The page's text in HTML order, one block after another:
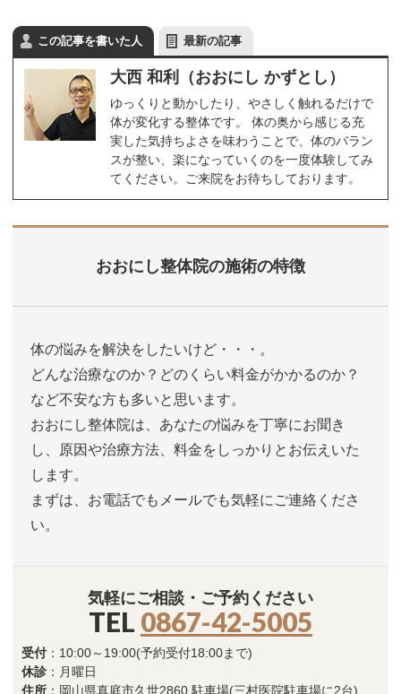
この記事を書いた人 最新の記事
大西 和利（おおにし かずとし）
ゆっくりと動かしたり、やさしく触れるだけで
体が変化する整体です。 体の奥から感じる充
実した気持ちよさを味わうことで、体のバラン
スが整い、楽になっていくのを一度体験してみ
てください。ご来院をお待ちしております。
おおにし整体院の施術の特徴
体の悩みを解決をしたいけど・・・。
どんな治療なのか？どのくらい料金がかかるのか？
など不安な方も多いと思います。
おおにし整体院は、あなたの悩みを丁寧にお聞き
し、原因や治療方法、料金をしっかりとお伝えいた
します。
まずは、お電話でもメールでも気軽にご連絡くださ
い。
気軽にご相談・ご予約ください
TEL 0867-42-5005
受付 ：10:00～19:00(予約受付18:00まで)
休診 ：月曜日
住所 ：岡山県真庭市久世2860 駐車場(三村医院駐車場に2台)